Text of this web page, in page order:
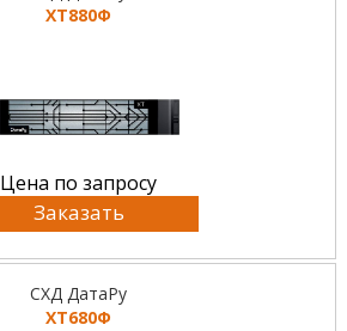
ХТ880Ф
Цена по запросу
Заказать
СХД ДатаРу
ХТ680Ф